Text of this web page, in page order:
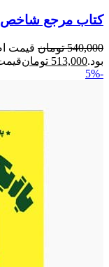
کتاب مرجع شاخص
540,000 تومان
بود.513,000 تومانقیمت
-5%